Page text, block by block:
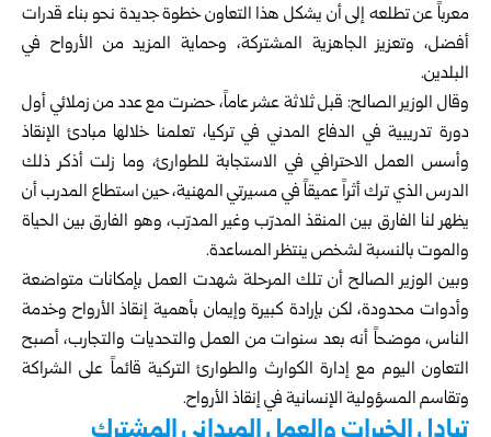
معرباً عن تطلعه ‏إلى أن يشكل هذا التعاون خطوة جديدة نحو بناء قدرات
أفضل، ‏وتعزيز الجاهزية المشتركة، وحماية المزيد من الأرواح في
‏البلدين.‏
وقال الوزير الصالح: قبل ثلاثة عشر عاماً، حضرت مع عدد ‏من زملائي أول
دورة تدريبية في الدفاع المدني في تركيا، ‏تعلمنا خلالها مبادئ الإنقاذ
وأسس العمل الاحترافي في ‏الاستجابة للطوارئ، وما زلت أذكر ذلك
الدرس الذي ترك أثراً ‏عميقاً في مسيرتي المهنية، حين استطاع المدرب أن
يظهر لنا ‏الفارق بين المنقذ المدرّب وغير المدرّب، وهو الفارق بين الحياة
‏والموت بالنسبة لشخص ينتظر المساعدة.‏
وبين الوزير الصالح أن تلك المرحلة شهدت العمل بإمكانات ‏متواضعة
وأدوات محدودة، لكن بإرادة كبيرة وإيمان بأهمية ‏إنقاذ الأرواح وخدمة
الناس، موضحاً أنه بعد سنوات من العمل ‏والتحديات والتجارب، أصبح
التعاون اليوم مع إدارة الكوارث ‏والطوارئ التركية قائماً على الشراكة
وتقاسم المسؤولية ‏الإنسانية في إنقاذ الأرواح.‏